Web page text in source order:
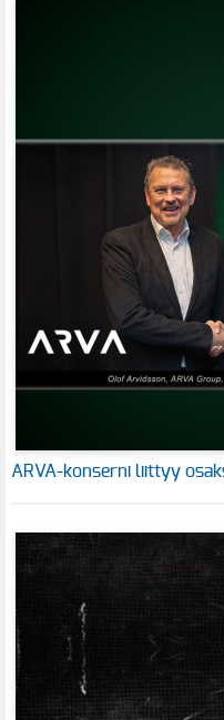
ARVA-konserni liittyy